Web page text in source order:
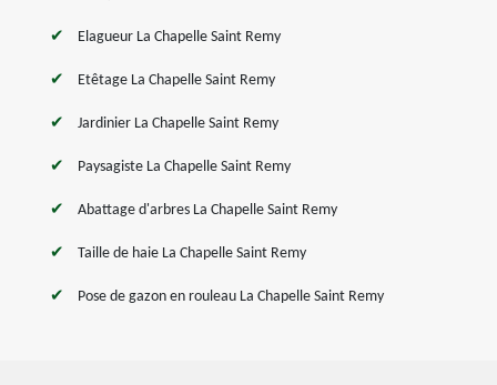
Elagueur La Chapelle Saint Remy
Etêtage La Chapelle Saint Remy
Jardinier La Chapelle Saint Remy
Paysagiste La Chapelle Saint Remy
Abattage d'arbres La Chapelle Saint Remy
Taille de haie La Chapelle Saint Remy
Pose de gazon en rouleau La Chapelle Saint Remy